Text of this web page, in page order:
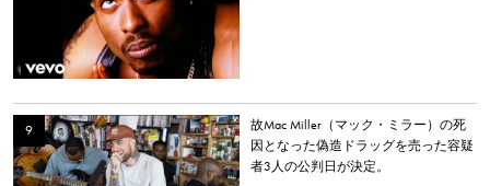
故Mac Miller（マック・ミラー）の死
因となった偽造ドラッグを売った容疑
者3人の公判日が決定。